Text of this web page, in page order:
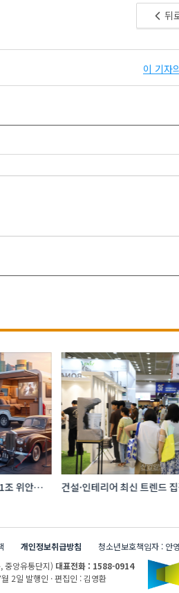
뒤
이 기자
조 위안
건설·인테리어 최신 트렌드
개인정보취급방침 청소년보호책임자 : 안
중앙유통단지) 대표전화 : 1588-0914
2일 발행인 · 편집인 : 김영환